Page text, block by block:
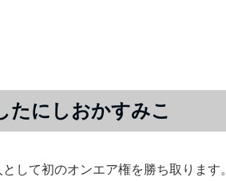
たにしおかすみこ
して初のオンエア権を勝ち取ります。